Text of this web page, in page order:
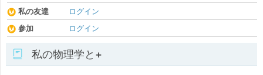
私の友達
ログイン
参加
ログイン
私の物理学と+